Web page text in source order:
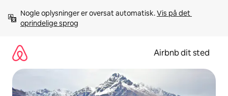
videre
Nogle oplysninger er oversat automatisk. Vis på det
oprindelige sprog
Airbnb dit sted